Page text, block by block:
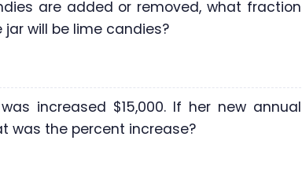
are added or removed, what fraction
will be lime candies?
increased $15,000. If her new annual
was the percent increase?